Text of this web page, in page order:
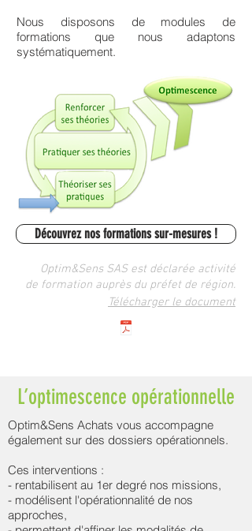
Nous disposons de modules de
formations que nous adaptons
systématiquement.
Découvrez nos formations sur-mesures !
Optim&Sens SAS est déclarée activité
de formation auprès du préfet de région.
Télécharger le document
L’optimescence opérationnelle
Optim&Sens Achats vous accompagne
également sur des dossiers opérationnels.
Ces interventions :
- rentabilisent au 1er degré nos missions,
- modélisent l'opérationnalité de nos
approches,